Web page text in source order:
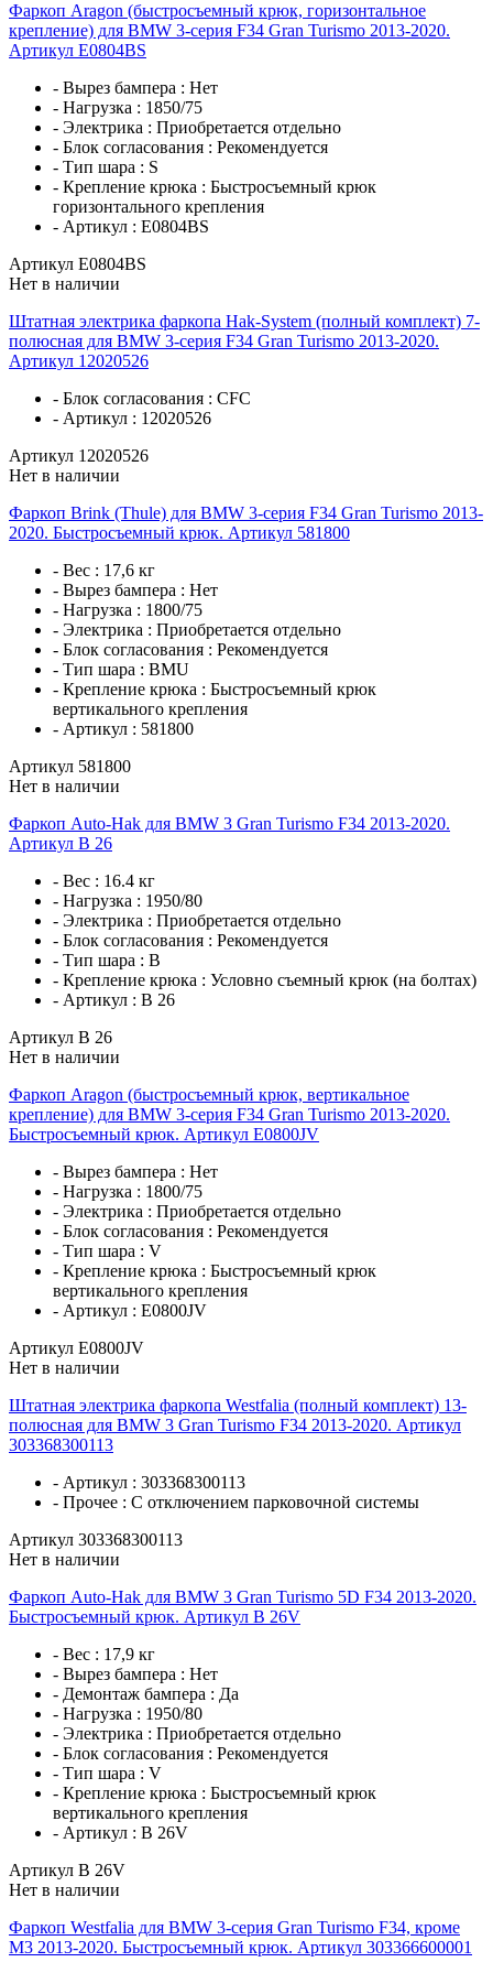
Фаркоп Aragon (быстросъемный крюк, горизонтальное
крепление) для BMW 3-серия F34 Gran Turismo 2013-2020.
Артикул E0804BS
- Вырез бампера : Нет
- Нагрузка : 1850/75
- Электрика : Приобретается отдельно
- Блок согласования : Рекомендуется
- Тип шара : S
- Крепление крюка : Быстросъемный крюк
горизонтального крепления
- Артикул : E0804BS
Артикул E0804BS
Нет в наличии
Штатная электрика фаркопа Hak-System (полный комплект) 7-
полюсная для BMW 3-серия F34 Gran Turismo 2013-2020.
Артикул 12020526
- Блок согласования : CFC
- Артикул : 12020526
Артикул 12020526
Нет в наличии
Фаркоп Brink (Thule) для BMW 3-серия F34 Gran Turismo 2013-
2020. Быстросъемный крюк. Артикул 581800
- Вес : 17,6 кг
- Вырез бампера : Нет
- Нагрузка : 1800/75
- Электрика : Приобретается отдельно
- Блок согласования : Рекомендуется
- Тип шара : BMU
- Крепление крюка : Быстросъемный крюк
вертикального крепления
- Артикул : 581800
Артикул 581800
Нет в наличии
Фаркоп Auto-Hak для BMW 3 Gran Turismo F34 2013-2020.
Артикул B 26
- Вес : 16.4 кг
- Нагрузка : 1950/80
- Электрика : Приобретается отдельно
- Блок согласования : Рекомендуется
- Тип шара : B
- Крепление крюка : Условно съемный крюк (на болтах)
- Артикул : B 26
Артикул B 26
Нет в наличии
Фаркоп Aragon (быстросъемный крюк, вертикальное
крепление) для BMW 3-серия F34 Gran Turismo 2013-2020.
Быстросъемный крюк. Артикул E0800JV
- Вырез бампера : Нет
- Нагрузка : 1800/75
- Электрика : Приобретается отдельно
- Блок согласования : Рекомендуется
- Тип шара : V
- Крепление крюка : Быстросъемный крюк
вертикального крепления
- Артикул : E0800JV
Артикул E0800JV
Нет в наличии
Штатная электрика фаркопа Westfalia (полный комплект) 13-
полюсная для BMW 3 Gran Turismo F34 2013-2020. Артикул
303368300113
- Артикул : 303368300113
- Прочее : C отключением парковочной системы
Артикул 303368300113
Нет в наличии
Фаркоп Auto-Hak для BMW 3 Gran Turismo 5D F34 2013-2020.
Быстросъемный крюк. Артикул B 26V
- Вес : 17,9 кг
- Вырез бампера : Нет
- Демонтаж бампера : Да
- Нагрузка : 1950/80
- Электрика : Приобретается отдельно
- Блок согласования : Рекомендуется
- Тип шара : V
- Крепление крюка : Быстросъемный крюк
вертикального крепления
- Артикул : B 26V
Артикул B 26V
Нет в наличии
Фаркоп Westfalia для BMW 3-серия Gran Turismo F34, кроме
M3 2013-2020. Быстросъемный крюк. Артикул 303366600001